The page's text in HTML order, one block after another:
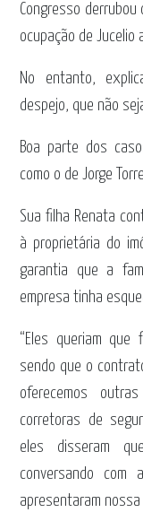
Congresso
ocupação de Jucelio
No entanto,
despejo, que não
Boa parte dos
como o de Jorge
Sua filha Renata
à proprietária do
garantia que a
empresa tinha
“Eles queriam
sendo que o
oferecemos
corretoras de
eles disseram
conversando com
apresentaram